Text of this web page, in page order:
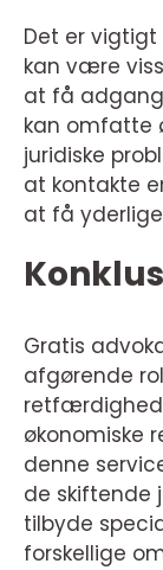
Det er
kan være
at få
kan omfatte
juridiske
at kontakte
at få
Gratis
afgørende
retfærdighed
økonomiske
denne
de skiftende
tilbyde
forskellige